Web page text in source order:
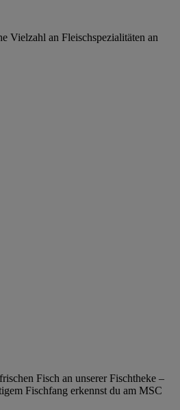
Vielzahl an Fleischspezialitäten an
Fisch an unserer Fischtheke –
Fischfang erkennst du am MSC